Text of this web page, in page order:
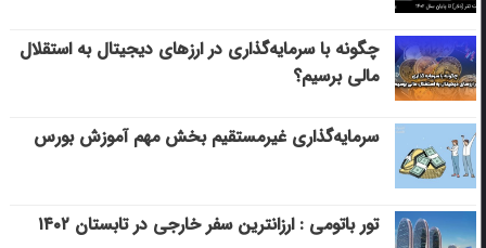
چگونه با سرمایه‌گذاری در ارزهای دیجیتال به استقلال
مالی برسیم؟
سرمایه‌گذاری غیرمستقیم بخش مهم آموزش بورس
تور باتومی : ارزانترین سفر خارجی در تابستان ۱۴۰۲